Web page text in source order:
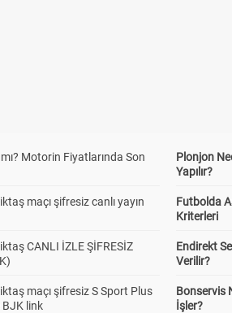
Motorin Fiyatlarında Son
maçı şifresiz canlı yayın
CANLI İZLE ŞİFRESİZ
maçı şifresiz S Sport Plus
BJK link
Plonjon
Yapılır?
Futbolda
Kriterleri
Endirekt
Verilir?
Bonservis
İşler?